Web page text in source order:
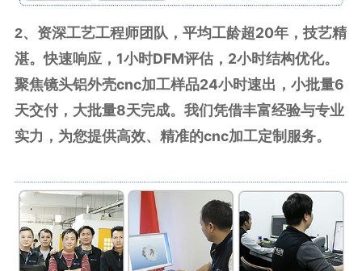
2、 资深工艺工程师团队，平均工龄超20年，技艺精
湛。快速响应，1小时DFM评估，2小时结构优化。
聚焦镜头铝外壳cnc加工样品24小时速出，小批量6
天交付，大批量8天完成。我们凭借丰富经验与专业
实力，为您提供高效、精准的cnc加工定制服务。